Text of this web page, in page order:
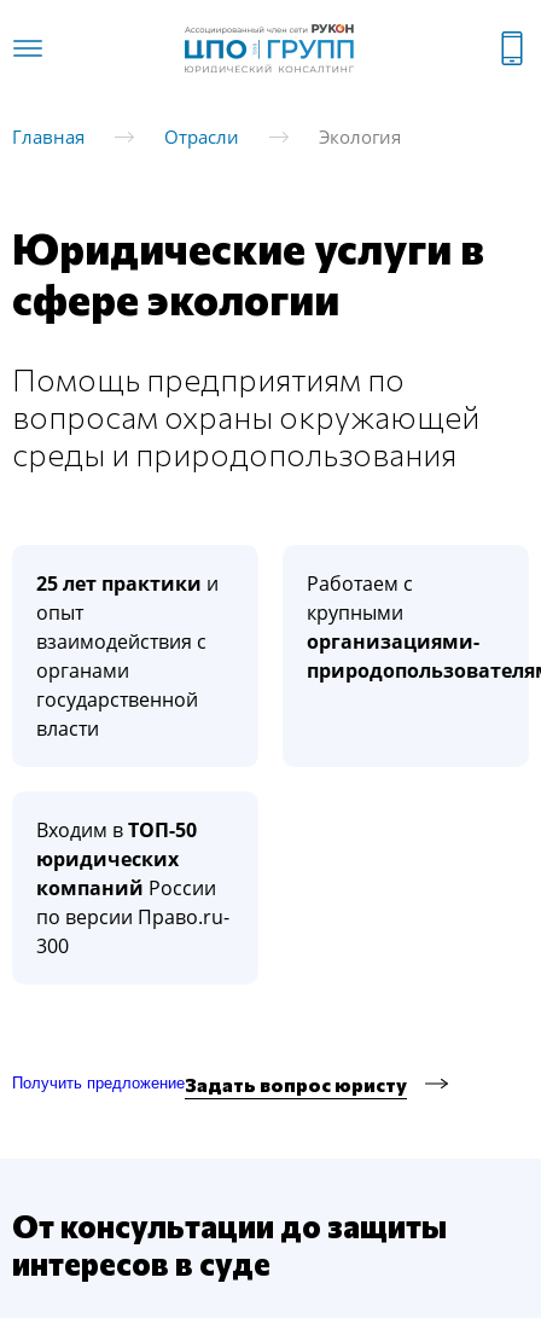
Главная Отрасли Экология
Юридические услуги в
сфере экологии
Помощь предприятиям по
вопросам охраны окружающей
среды и природопользования
25 лет практики и
опыт
взаимодействия с
органами
государственной
власти
Работаем с
крупными
организациями-
Входим вТОП-50
юридических
компаний России
по версии Право.ru-
300
Получить предложениеЗадать вопрос юристу
От консультации до защиты
интересов в суде